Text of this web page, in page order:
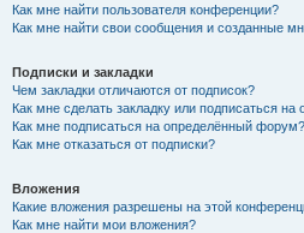
Как мне найти пользователя конференции?
Как мне найти свои сообщения и созданные
Подписки и закладки
Чем закладки отличаются от подписок?
Как мне сделать закладку или подписаться
Как мне подписаться на определённый форум?
Как мне отказаться от подписки?
Вложения
Какие вложения разрешены на этой
Как мне найти мои вложения?